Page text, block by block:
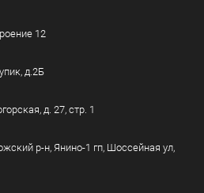
12
д.2Б
д. 27, стр. 1
р-н, Янино-1 гп, Шоссейная ул,